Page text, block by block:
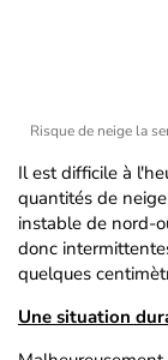
Risque de neige la
Il est difficile à
quantités de
instable de nord-
donc
quelques
Une situation